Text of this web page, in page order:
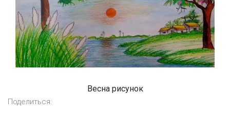
Весна рисунок
Поделиться: